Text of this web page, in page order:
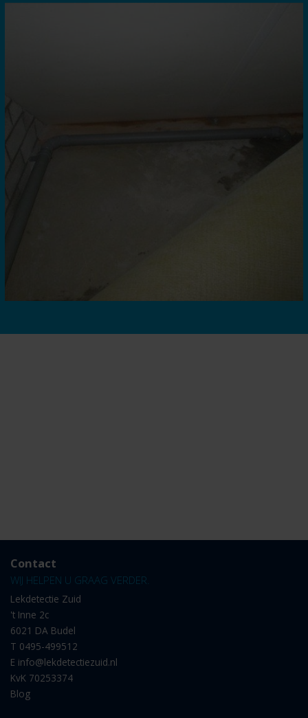
Contact
WIJ HELPEN U GRAAG VERDER.
Lekdetectie Zuid
't Inne 2c
6021 DA Budel
T 0495-499512
E info@lekdetectiezuid.nl
KvK 70253374
Blog